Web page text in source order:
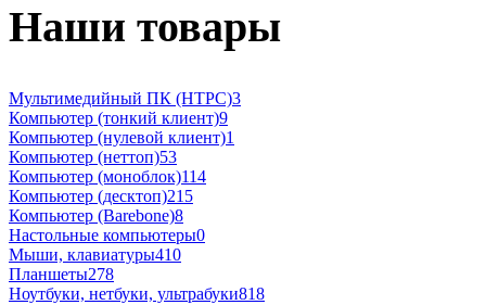
Наши товары
Мультимедийный ПК (HTPC)3
Компьютер (тонкий клиент)9
Компьютер (нулевой клиент)1
Компьютер (неттоп)53
Компьютер (моноблок)114
Компьютер (десктоп)215
Компьютер (Barebone)8
Настольные компьютеры0
Мыши, клавиатуры410
Планшеты278
Ноутбуки, нетбуки, ультрабуки818